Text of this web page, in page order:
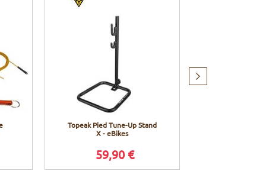
Topeak Pied Tune-Up Stand
X - eBikes
59,90 €
suivant